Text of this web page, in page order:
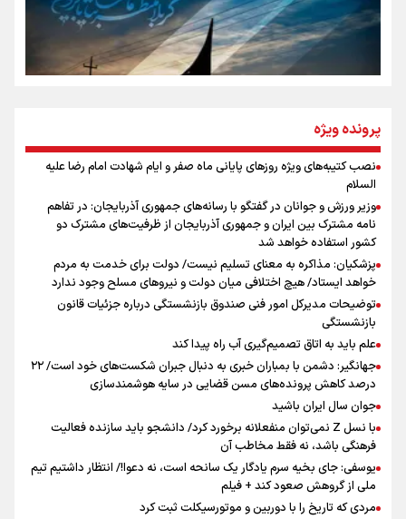
روایت ایران از کنار مردم
جمله‌ای که بغض چهارماهه را شکست؛ «آهای مردم، آقا از
تهران رفتند»
سه حسرتی که به دلم ماند
اینفو برنا / توصیه‌هایی طلایی برای پیاده روی اربعین
اینفو برنا / جدول کامل فاصله مرز شلمچه تا شهرهای زیارتی
عراق
پرونده ویژه
نصب کتیبه‌های ویژه روزهای پایانی ماه صفر و ایام شهادت امام رضا علیه
السلام
وزیر ورزش و جوانان در گفتگو با رسانه‌های جمهوری آذربایجان: در تفاهم
نامه مشترک بین ایران و جمهوری آذربایجان از ظرفیت‌های مشترک دو
کشور استفاده خواهد شد
پزشکیان: مذاکره به معنای تسلیم نیست/ دولت برای خدمت به مردم
خواهد ایستاد/ هیچ اختلافی میان دولت و نیروهای مسلح وجود ندارد
توضیحات مدیرکل امور فنی صندوق بازنشستگی درباره جزئیات قانون
بازنشستگی
علم باید به اتاق تصمیم‌گیری آب راه پیدا کند
جهانگیر: دشمن با بمباران خبری به دنبال جبران شکست‌های خود است/ ۲۲
درصد کاهش پرونده‌های مسن قضایی در سایه هوشمندسازی
جوان سال ایران باشید
با نسل Z نمی‌توان منفعلانه برخورد کرد/ دانشجو باید سازنده فعالیت
فرهنگی باشد، نه فقط مخاطب آن
یوسفی: جای بخیه سرم یادگار یک سانحه است، نه دعوا!/ انتظار داشتیم تیم
ملی از گروهش صعود کند + فیلم
مردی که تاریخ را با دوربین و موتورسیکلت ثبت کرد